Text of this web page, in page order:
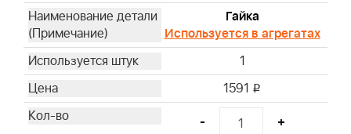
Гайка
Используется в агрегатах
1
1591 i
- +